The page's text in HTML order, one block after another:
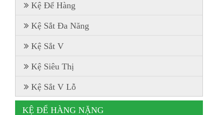
Kệ Để Hàng
Kệ Sắt Đa Năng
Kệ Sắt V
Kệ Siêu Thị
Kệ Sắt V Lỗ
KỆ ĐỂ HÀNG NẶNG